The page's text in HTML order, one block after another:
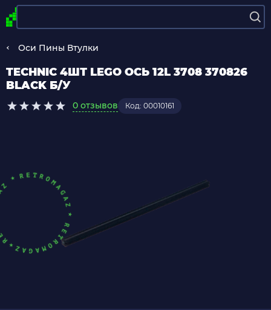
Оси Пины Втулки
TECHNIC 4ШТ LEGO ОСЬ 12L 3708 370826
BLACK Б/У
0 отзывов Код: 00010161